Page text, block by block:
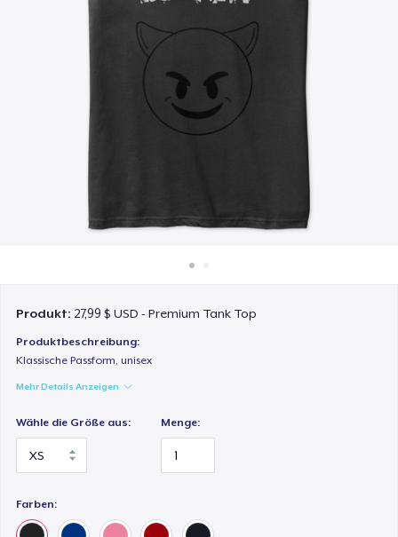
Überall verkaufen
Etwas verkaufen
Produkt: 27,99 $ USD - Premium Tank Top
Produktbeschreibung:
Klassische Passform, unisex
Mehr Details Anzeigen
Wähle die Größe aus: Menge:
Farben: